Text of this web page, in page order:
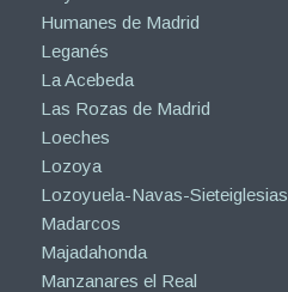
Humanes de Madrid
Leganés
La Acebeda
Las Rozas de Madrid
Loeches
Lozoya
Lozoyuela-Navas-Sieteiglesias
Madarcos
Majadahonda
Manzanares el Real